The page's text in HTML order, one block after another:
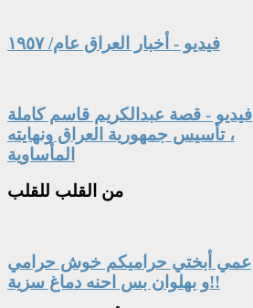
فيديو - أخبار العراق عام/ ١٩٥٧
فيديو - قصة عبدالكريم قاسم كاملة
، تأسيس جمهورية العراق ونهايته
المأساوية
من القلب للقلب
عمي أبختي حراميكم خوش حرامي
و بهلوان بس احنه دماغ سزية!!